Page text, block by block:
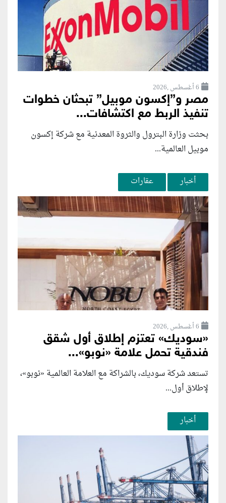
6 أغسطس ,2026
مصر و”إكسون موبيل” تبحثان خطوات
تنفيذ الربط مع اكتشافات...
بحثت وزارة البترول والثروة المعدنية مع شركة إكسون
موبيل العالمية...
أخبار عقارات
6 أغسطس ,2026
«سوديك» تعتزم إطلاق أول شقق
فندقية تحمل علامة «نوبو»...
تستعد شركة سوديك، بالشراكة مع العلامة العالمية «نوبو»،
لإطلاق أول...
أخبار